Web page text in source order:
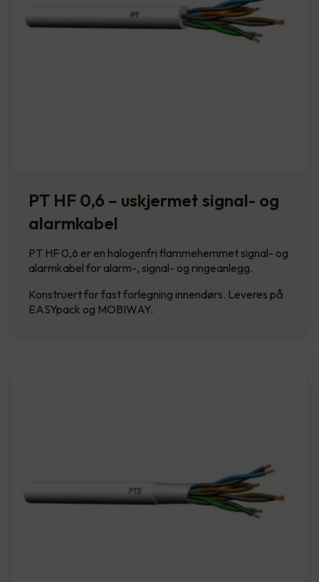
PT HF 0,6 – uskjermet signal- og
alarmkabel
PT HF 0,6 er en halogenfri flammehemmet signal- og
alarmkabel for alarm-, signal- og ringeanlegg.
Konstruert for fast forlegning innendørs. Leveres på
EASYpack og MOBIWAY.